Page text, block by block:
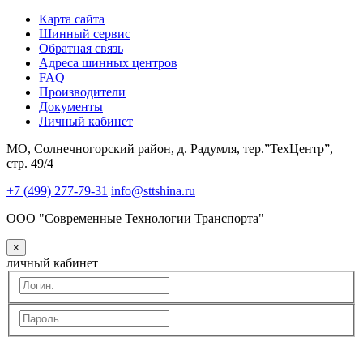
Карта сайта
Шинный сервис
Обратная связь
Адреса шинных центров
FAQ
Производители
Документы
Личный кабинет
МО, Солнечногорский район, д. Радумля, тер.”ТехЦентр”,
стр. 49/4
+7 (499) 277-79-31 info@sttshina.ru
ООО "Современные Технологии Транспорта"
×
личный кабинет